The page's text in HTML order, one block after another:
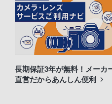
長期保証3年が無料！メーカ
直営だからあんしん便利